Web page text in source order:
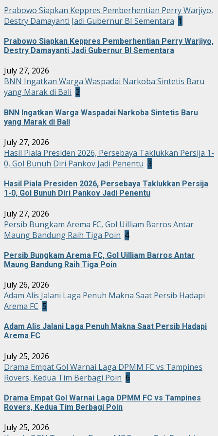
Prabowo Siapkan Keppres Pemberhentian Perry Warjiyo,
Destry Damayanti Jadi Gubernur BI Sementara 1
Prabowo Siapkan Keppres Pemberhentian Perry Warjiyo,
Destry Damayanti Jadi Gubernur BI Sementara
July 27, 2026
BNN Ingatkan Warga Waspadai Narkoba Sintetis Baru
yang Marak di Bali 2
BNN Ingatkan Warga Waspadai Narkoba Sintetis Baru
yang Marak di Bali
July 27, 2026
Hasil Piala Presiden 2026, Persebaya Taklukkan Persija 1-
0, Gol Bunuh Diri Pankov Jadi Penentu 3
Hasil Piala Presiden 2026, Persebaya Taklukkan Persija
1-0, Gol Bunuh Diri Pankov Jadi Penentu
July 27, 2026
Persib Bungkam Arema FC, Gol Uilliam Barros Antar
Maung Bandung Raih Tiga Poin 4
Persib Bungkam Arema FC, Gol Uilliam Barros Antar
Maung Bandung Raih Tiga Poin
July 26, 2026
Adam Alis Jalani Laga Penuh Makna Saat Persib Hadapi
Arema FC 5
Adam Alis Jalani Laga Penuh Makna Saat Persib Hadapi
Arema FC
July 25, 2026
Drama Empat Gol Warnai Laga DPMM FC vs Tampines
Rovers, Kedua Tim Berbagi Poin 6
Drama Empat Gol Warnai Laga DPMM FC vs Tampines
Rovers, Kedua Tim Berbagi Poin
July 25, 2026